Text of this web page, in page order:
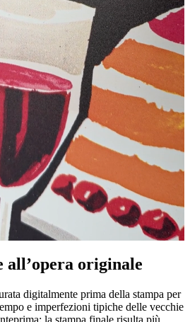
all’opera originale
digitalmente prima della stampa per
e imperfezioni tipiche delle vecchie
la stampa finale risulta più